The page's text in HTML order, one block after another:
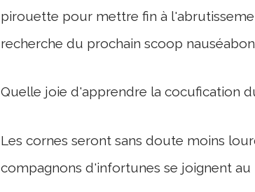
pirouette pour mettre fin à
recherche du prochain scoop
Quelle joie d'apprendre la cocufication
Les cornes seront sans doute moins
compagnons d'infortunes se joignent